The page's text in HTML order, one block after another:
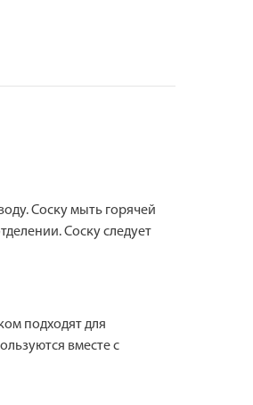
Соску мыть горячей
Соску следует
подходят для
вместе с